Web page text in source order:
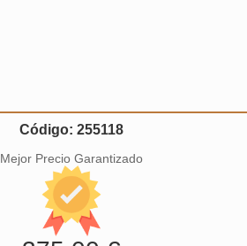
Código: 255118
Mejor Precio Garantizado